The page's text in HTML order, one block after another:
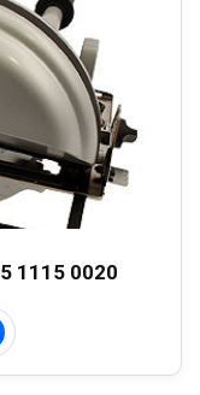
1115 0020